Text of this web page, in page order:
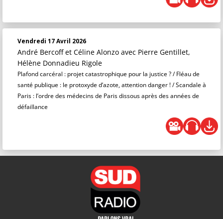
Vendredi 17 Avril 2026
André Bercoff et Céline Alonzo avec Pierre Gentillet,
Hélène Donnadieu Rigole
Plafond carcéral : projet catastrophique pour la justice ? / Fléau de
santé publique : le protoxyde d’azote, attention danger ! / Scandale à
Paris : l’ordre des médecins de Paris dissous après des années de
défaillance